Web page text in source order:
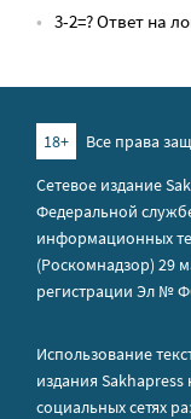
3-2=? Ответ на
18+
Все права
Сетевое издание
Федеральной
информационных
(Роскомнадзор) 29
регистрации Эл №
Использование
издания Sakhapress
социальных сетях